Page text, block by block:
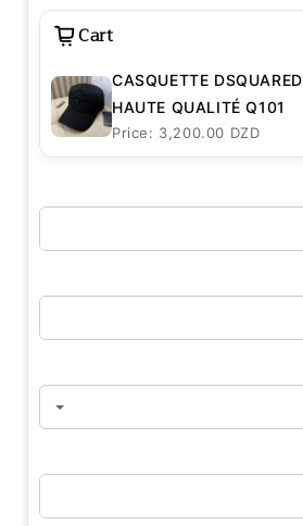
Cart
CASQUETTE DSQUARED
HAUTE QUALITÉ Q101
Price: 3,200.00 DZD